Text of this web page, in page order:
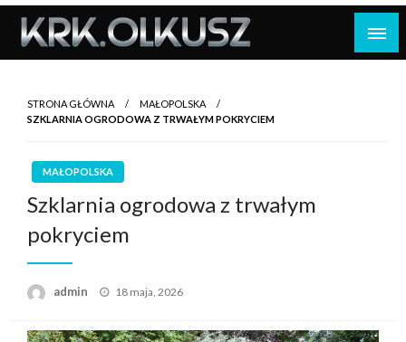
Skip
content
STRONA GŁÓWNA
MAŁOPOLSKA
SZKLARNIA OGRODOWA Z TRWAŁYM POKRYCIEM
MAŁOPOLSKA
Szklarnia ogrodowa z trwałym
pokryciem
admin
Opublikowane
18 maja, 2026